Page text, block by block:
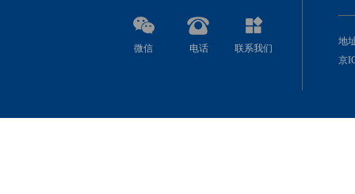
微信 电话 联系我们
地
京